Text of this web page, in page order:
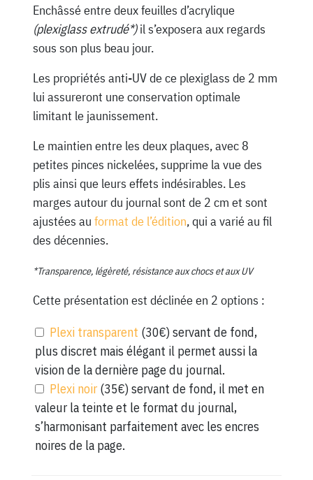
Enchâssé entre deux feuilles d’acrylique
(plexiglass extrudé*)il s’exposera aux regards
sous son plus beau jour.
Les propriétés anti-UV de ce plexiglass de 2 mm
lui assureront une conservation optimale
limitant le jaunissement.
Le maintien entre les deux plaques, avec 8
petites pinces nickelées, supprime la vue des
plis ainsi que leurs effets indésirables. Les
marges autour du journal sont de 2 cm et sont
ajustées au format de l’édition, qui a varié au fil
des décennies.
*Transparence, légèreté, résistance aux chocs et aux UV
Cette présentation est déclinée en 2 options :
Plexi transparent (30€) servant de fond,
plus discret mais élégant il permet aussi la
vision de la dernière page du journal.
Plexi noir (35€) servant de fond, il met en
valeur la teinte et le format du journal,
s’harmonisant parfaitement avec les encres
noires de la page.